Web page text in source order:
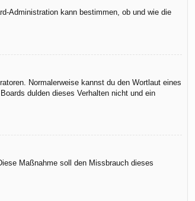
Administration kann bestimmen, ob und wie die
Normalerweise kannst du den Wortlaut eines
dulden dieses Verhalten nicht und ein
Maßnahme soll den Missbrauch dieses